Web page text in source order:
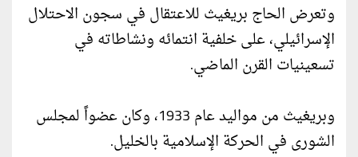
وتعرض الحاج بريغيث للاعتقال في سجون الاحتلال
الإسرائيلي، على خلفية انتمائه ونشاطاته في
تسعينيات القرن الماضي.
وبريغيث من مواليد عام 1933، وكان عضواً لمجلس
الشورى في الحركة الإسلامية بالخليل.